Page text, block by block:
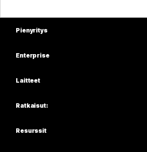
Pienyritys
Enterprise
Laitteet
Ratkaisut:
Resurssit